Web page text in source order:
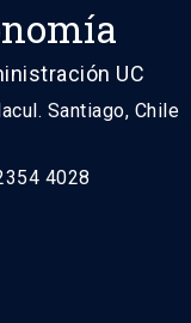
UC
Santiago, Chile
4028